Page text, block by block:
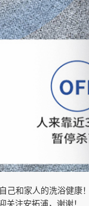
和家人的洗浴健康